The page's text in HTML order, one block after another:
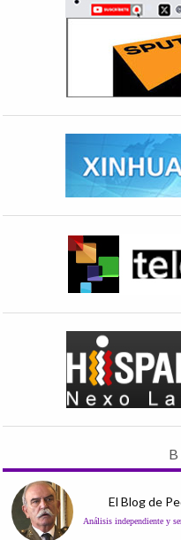
El Blog de
Análisis independiente y